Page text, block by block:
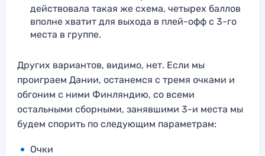
действовала такая же схема, четырех баллов
вполне хватит для выхода в плей-офф с 3-го
места в группе.
Других вариантов, видимо, нет. Если мы
проиграем Дании, останемся с тремя очками и
обгоним с ними Финляндию, со всеми
остальными сборными, занявшими 3-и места мы
будем спорить по следующим параметрам:
Очки